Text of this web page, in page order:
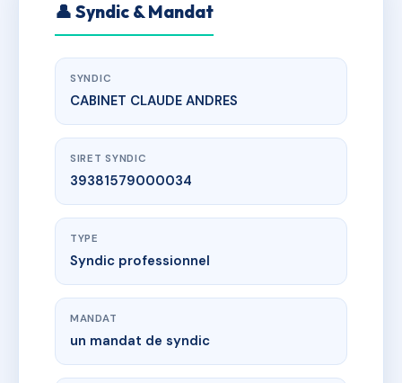
👤 Syndic & Mandat
SYNDIC
CABINET CLAUDE ANDRES
SIRET SYNDIC
39381579000034
TYPE
Syndic professionnel
MANDAT
un mandat de syndic